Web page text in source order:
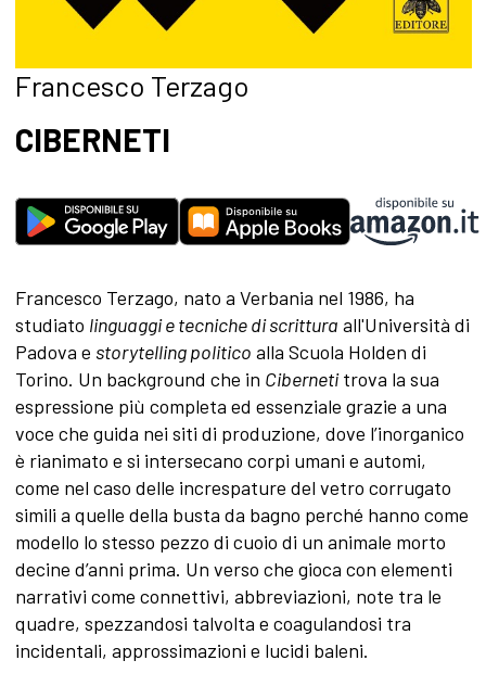
Francesco Terzago
CIBERNETI
Francesco Terzago, nato a Verbania nel 1986, ha
studiato linguaggi e tecniche di scrittura all'Università di
Padova e storytelling politico alla Scuola Holden di
Torino. Un background che in Cibernetitrova la sua
espressione più completa ed essenziale grazie a una
voce che guida nei siti di produzione, dove l’inorganico
è rianimato e si intersecano corpi umani e automi,
come nel caso delle increspature del vetro corrugato
simili a quelle della busta da bagno perché hanno come
modello lo stesso pezzo di cuoio di un animale morto
decine d’anni prima. Un verso che gioca con elementi
narrativi come connettivi, abbreviazioni, note tra le
quadre, spezzandosi talvolta e coagulandosi tra
incidentali, approssimazioni e lucidi baleni.